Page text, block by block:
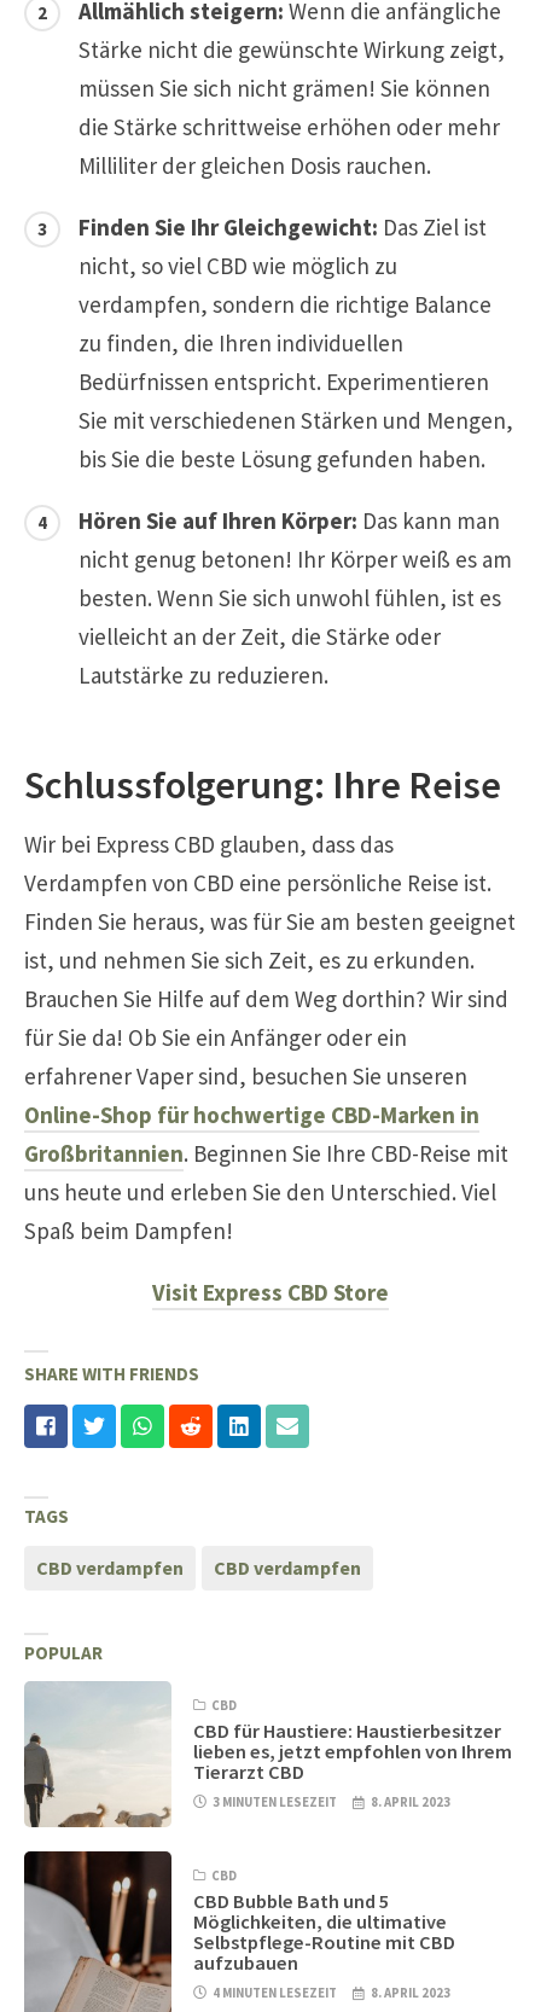
Allmählich steigern: Wenn die anfängliche
Stärke nicht die gewünschte Wirkung zeigt,
müssen Sie sich nicht grämen! Sie können
die Stärke schrittweise erhöhen oder mehr
Milliliter der gleichen Dosis rauchen.
Finden Sie Ihr Gleichgewicht: Das Ziel ist
nicht, so viel CBD wie möglich zu
verdampfen, sondern die richtige Balance
zu finden, die Ihren individuellen
Bedürfnissen entspricht. Experimentieren
Sie mit verschiedenen Stärken und Mengen,
bis Sie die beste Lösung gefunden haben.
Hören Sie auf Ihren Körper: Das kann man
nicht genug betonen! Ihr Körper weiß es am
besten. Wenn Sie sich unwohl fühlen, ist es
vielleicht an der Zeit, die Stärke oder
Lautstärke zu reduzieren.
Schlussfolgerung: Ihre Reise
Wir bei Express CBD glauben, dass das
Verdampfen von CBD eine persönliche Reise ist.
Finden Sie heraus, was für Sie am besten geeignet
ist, und nehmen Sie sich Zeit, es zu erkunden.
Brauchen Sie Hilfe auf dem Weg dorthin? Wir sind
für Sie da! Ob Sie ein Anfänger oder ein
erfahrener Vaper sind, besuchen Sie unseren
Online-Shop für hochwertige CBD-Marken in
Großbritannien. Beginnen Sie Ihre CBD-Reise mit
uns heute und erleben Sie den Unterschied. Viel
Spaß beim Dampfen!
Visit Express CBD Store
SHARE WITH FRIENDS
TAGS
CBD verdampfen CBD verdampfen
POPULAR
CBD
CBD für Haustiere: Haustierbesitzer
lieben es, jetzt empfohlen von Ihrem
Tierarzt CBD
3 MINUTEN LESEZEIT 8. APRIL 2023
CBD
CBD Bubble Bath und 5
Möglichkeiten, die ultimative
Selbstpflege-Routine mit CBD
aufzubauen
4 MINUTEN LESEZEIT 8. APRIL 2023